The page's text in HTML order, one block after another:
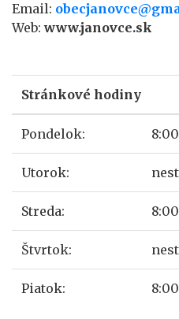
Email:
Web:www.janovce.sk
Stránkové hodiny
Pondelok:
Utorok:
Streda:
Štvrtok:
Piatok: